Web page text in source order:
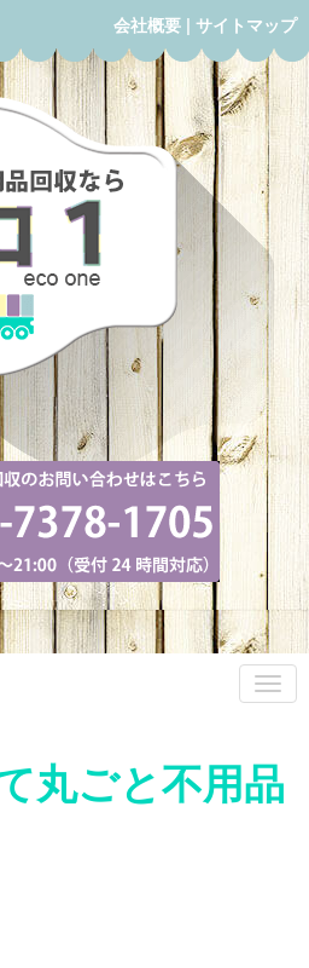
会社概要 | サイトマップ
丸ごと不用品